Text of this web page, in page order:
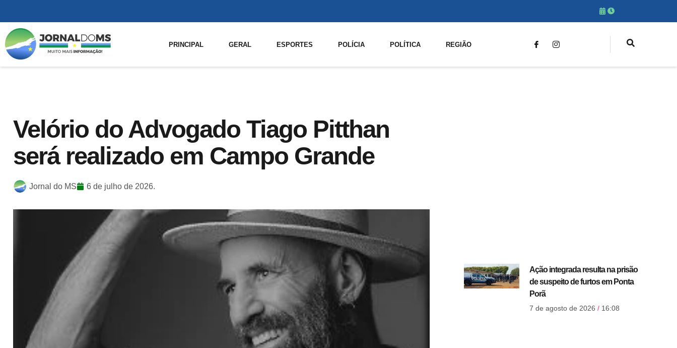
PRINCIPAL GERAL ESPORTES POLÍCIA POLÍTICA REGIÃO
Velório do Advogado Tiago Pitthan
será realizado em Campo Grande
Jornal do MS 6 de julho de 2026.
Ação integrada resulta na prisão
de suspeito de furtos em Ponta
Porã
7 de agosto de 2026 16:08